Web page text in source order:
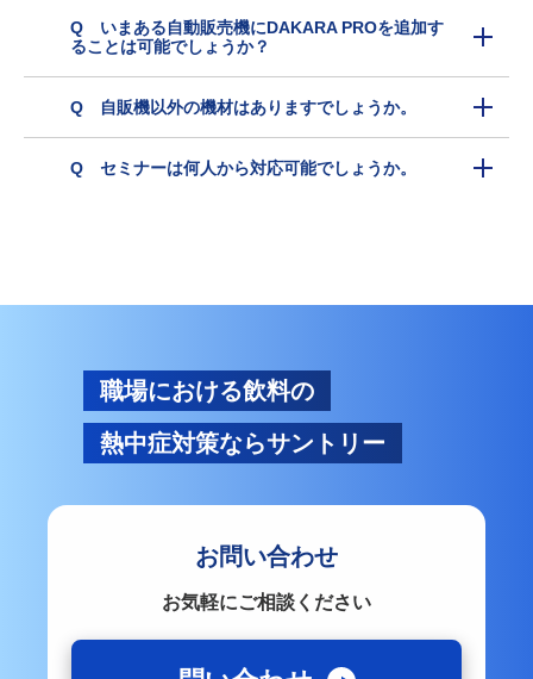
Q いまある自動販売機にDAKARA PROを追加す
ることは可能でしょうか？
Q 自販機以外の機材はありますでしょうか。
Q セミナーは何人から対応可能でしょうか。
職場における飲料の
熱中症対策ならサントリー
お問い合わせ
お気軽にご相談ください